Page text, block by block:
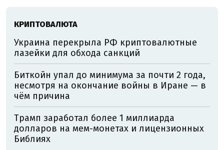
КРИПТОВАЛЮТА
Украина перекрыла РФ криптовалютные
лазейки для обхода санкций
Биткойн упал до минимума за почти 2 года,
несмотря на окончание войны в Иране — в
чём причина
Трамп заработал более 1 миллиарда
долларов на мем-монетах и лицензионных
Библиях